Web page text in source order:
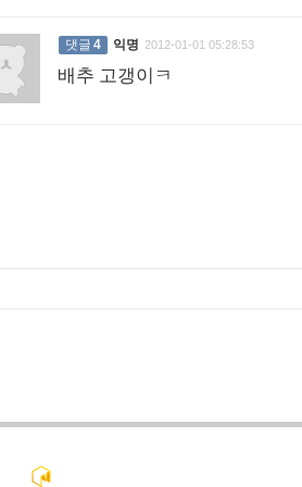
댓글4 익명 2012-01-01 05:28:53
배추 고갱이ㅋ